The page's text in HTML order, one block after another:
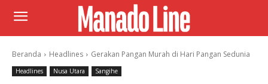
Beranda Headlines Gerakan Pangan Murah di Hari Pangan Sedunia
Headlines Nusa Utara Sangihe